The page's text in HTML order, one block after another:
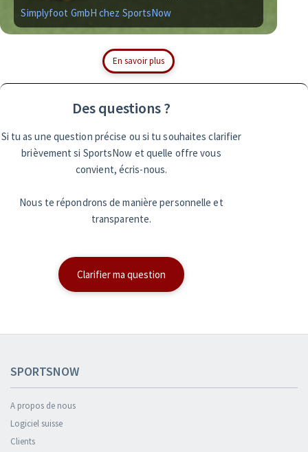
Simplyfoot GmbH chez SportsNow
En savoir plus
Des questions ?
Si tu as une question précise ou si tu souhaites clarifier
brièvement si SportsNow et quelle offre vous
convient, écris-nous.
Nous te répondrons de manière personnelle et
transparente.
Clarifier ma question
SPORTSNOW
A propos de nous
Logiciel suisse
Clients